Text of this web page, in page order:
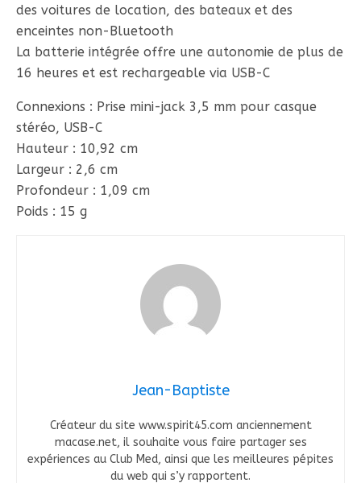
des voitures de location, des bateaux et des
enceintes non-Bluetooth
La batterie intégrée offre une autonomie de plus de
16 heures et est rechargeable via USB-C
Connexions : Prise mini-jack 3,5 mm pour casque
stéréo, USB-C
Hauteur : 10,92 cm
Largeur : 2,6 cm
Profondeur : 1,09 cm
Poids : 15 g
Jean-Baptiste
Créateur du site www.spirit45.com anciennement
macase.net, il souhaite vous faire partager ses
expériences au Club Med, ainsi que les meilleures pépites
du web qui s’y rapportent.